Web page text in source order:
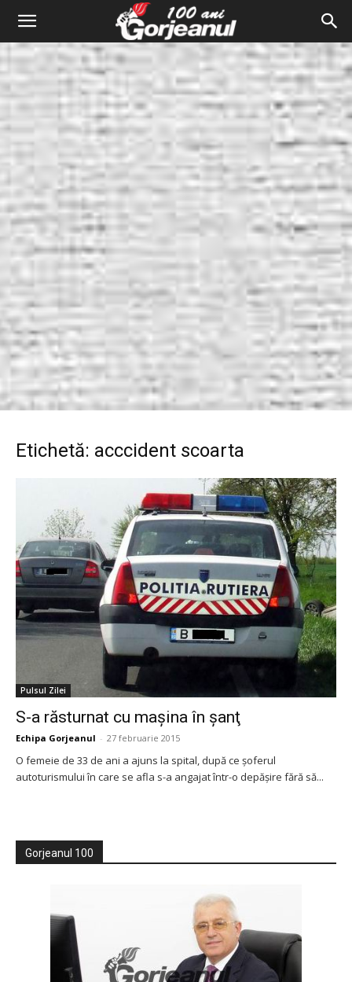
Etichetă: acccident scoarta
Pulsul Zilei
S-a răsturnat cu maşina în şanţ
Echipa Gorjeanul - 27 februarie 2015
O femeie de 33 de ani a ajuns la spital, după ce şoferul
autoturismului în care se afla s-a angajat într-o depăşire fără să...
Gorjeanul 100